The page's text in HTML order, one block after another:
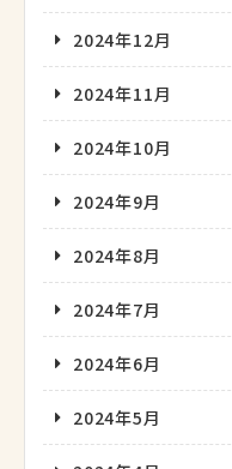
2024年12月
2024年11月
2024年10月
2024年9月
2024年8月
2024年7月
2024年6月
2024年5月